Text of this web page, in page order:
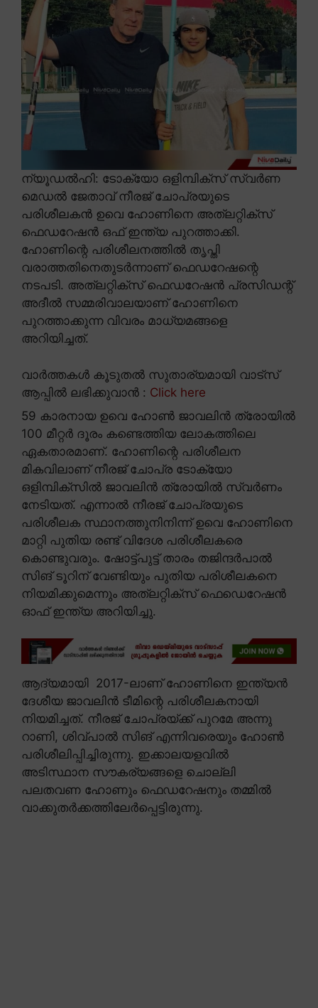
ന്യൂഡൽഹി: ടോക്യോ ഒളിമ്പിക്സ് സ്വർണ
മെഡൽ ജേതാവ് നീരജ് ചോപ്രയുടെ
പരിശീലകൻ ഉവെ ഹോണിനെ അത്ലറ്റിക്സ്
ഫെഡറേഷൻ ഒഫ് ഇന്ത്യ പുറത്താക്കി.
ഹോണിന്റെ പരിശീലനത്തിൽ തൃപ്തി
വരാത്തതിനെതുടർന്നാണ് ഫെഡറേഷന്റെ
നടപടി. അത്ലറ്റിക്സ് ഫെഡറേഷൻ പ്രസിഡന്റ്
അദീൽ സമ്മരിവാലയാണ് ഹോണിനെ
പുറത്താക്കുന്ന വിവരം മാധ്യമങ്ങളെ
അറിയിച്ചത്.
വാർത്തകൾ കൂടുതൽ സുതാര്യമായി വാട്സ്
ആപ്പിൽ ലഭിക്കുവാൻ : Click here
59 കാരനായ ഉവെ ഹോൺ ജാവലിൻ ത്രോയിൽ
100 മീറ്റർ ദൂരം കണ്ടെത്തിയ ലോകത്തിലെ
ഏകതാരമാണ്. ഹോണിന്റെ പരിശീലന
മികവിലാണ് നീരജ് ചോപ്ര ടോക്യോ
ഒളിമ്പിക്സിൽ ജാവലിൻ ത്രോയിൽ സ്വർണം
നേടിയത്. എന്നാൽ നീരജ് ചോപ്രയുടെ
പരിശീലക സ്ഥാനത്തുനിനിന്ന് ഉവെ ഹോണിനെ
മാറ്റി പുതിയ രണ്ട് വിദേശ പരിശീലകരെ
കൊണ്ടുവരും. ഷോട്ട്പുട്ട് താരം തജിന്ദർപാൽ
സിങ് ടൂറിന് വേണ്ടിയും പുതിയ പരിശീലകനെ
നിയമിക്കുമെന്നും അത്ലറ്റിക്സ് ഫെഡെറേഷൻ
ഓഫ് ഇന്ത്യ അറിയിച്ചു.
ആദ്യമായി 2017-ലാണ് ഹോണിനെ ഇന്ത്യൻ
ദേശീയ ജാവലിൻ ടീമിന്റെ പരിശീലകനായി
നിയമിച്ചത്. നീരജ് ചോപ്രയ്ക്ക് പുറമേ അന്നു
റാണി, ശിവ്പാൽ സിങ് എന്നിവരെയും ഹോൺ
പരിശീലിപ്പിച്ചിരുന്നു. ഇക്കാലയളവിൽ
അടിസ്ഥാന സൗകര്യങ്ങളെ ചൊല്ലി
പലതവണ ഹോണും ഫെഡറേഷനും തമ്മിൽ
വാക്കുതർക്കത്തിലേർപ്പെട്ടിരുന്നു.